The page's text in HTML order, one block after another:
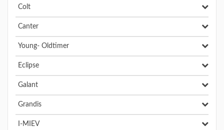
Colt
Canter
Young- Oldtimer
Eclipse
Galant
Grandis
I-MIEV